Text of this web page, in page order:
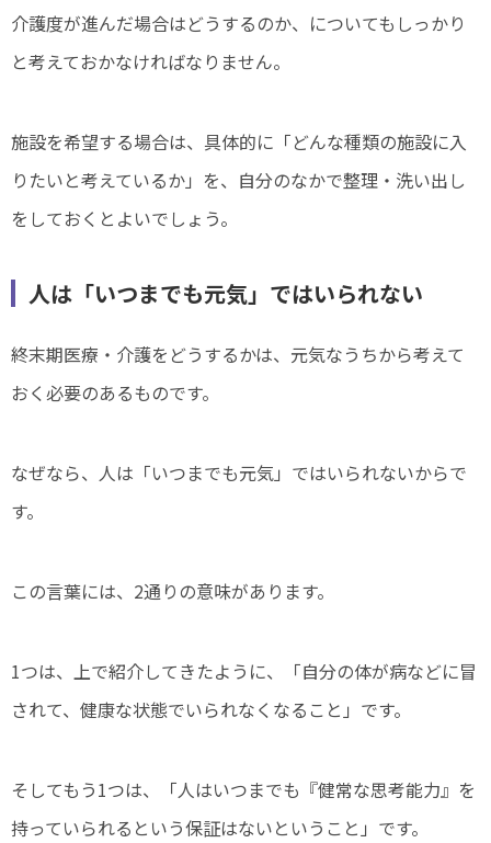
介護度が進んだ場合はどうするのか、についてもしっかり
と考えておかなければなりません。
施設を希望する場合は、具体的に「どんな種類の施設に入
りたいと考えているか」を、自分のなかで整理・洗い出し
をしておくとよいでしょう。
人は「いつまでも元気」ではいられない
終末期医療・介護をどうするかは、元気なうちから考えて
おく必要のあるものです。
なぜなら、人は「いつまでも元気」ではいられないからで
す。
この言葉には、2通りの意味があります。
1つは、上で紹介してきたように、「自分の体が病などに冒
されて、健康な状態でいられなくなること」です。
そしてもう1つは、「人はいつまでも『健常な思考能力』を
持っていられるという保証はないということ」です。